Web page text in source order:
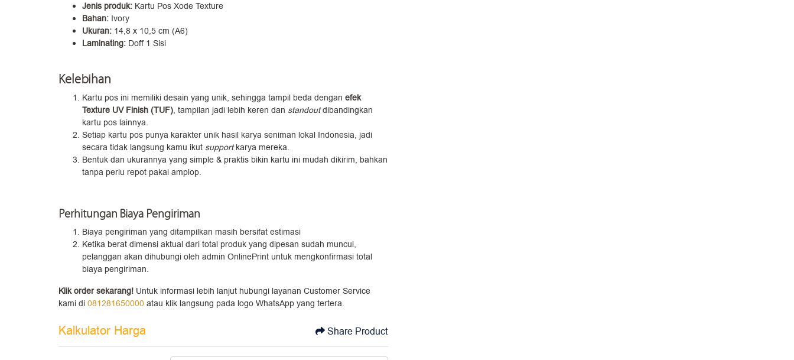
Jenis produk: Kartu Pos Xode Texture
Bahan: Ivory
Ukuran: 14,8 x 10,5 cm (A6)
Laminating: Doff 1 Sisi
Kelebihan
Kartu pos ini memiliki desain yang unik, sehingga tampil beda dengan efek
Texture UV Finish (TUF), tampilan jadi lebih keren dan standoutdibandingkan
kartu pos lainnya.
Setiap kartu pos punya karakter unik hasil karya seniman lokal Indonesia, jadi
secara tidak langsung kamu ikut supportkarya mereka.
Bentuk dan ukurannya yang simple & praktis bikin kartu ini mudah dikirim, bahkan
tanpa perlu repot pakai amplop.
Perhitungan Biaya Pengiriman
Biaya pengiriman yang ditampilkan masih bersifat estimasi
Ketika berat dimensi aktual dari total produk yang dipesan sudah muncul,
pelanggan akan dihubungi oleh admin OnlinePrint untuk mengkonfirmasi total
biaya pengiriman.
Klik order sekarang! Untuk informasi lebih lanjut hubungi layanan Customer Service
kami di 081281650000 atau klik langsung pada logo WhatsApp yang tertera.
Kalkulator Harga Share Product